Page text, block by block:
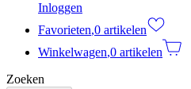
Inloggen
Favorieten,0 artikelen
Winkelwagen,0 artikelen
Zoeken